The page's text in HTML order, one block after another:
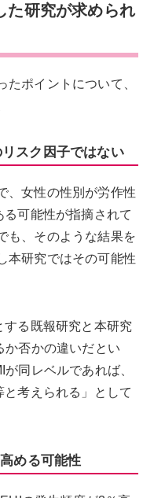
た研究が求められ
ポイントについて、
スク因子ではない
、女性の性別が労作性
可能性が指摘されて
も、そのような結果を
本研究ではその可能性
る既報研究と本研究
か否かの違いだとい
同レベルであれば、
考えられる」として
める可能性